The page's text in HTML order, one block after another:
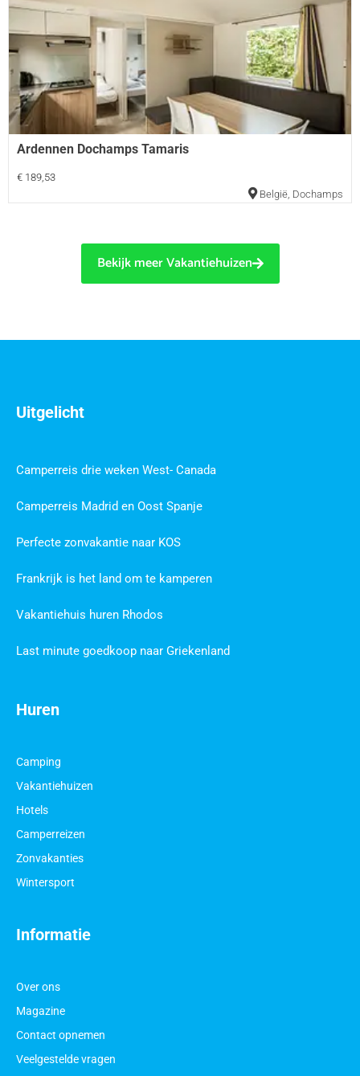
Ardennen Dochamps Tamaris
€ 189,53
België, Dochamps
Bekijk meer Vakantiehuizen
Informatie
Over ons
Magazine
Contact opnemen
Veelgestelde vragen
Huren
Camping
Vakantiehuizen
Hotels
Camperreizen
Zonvakanties
Wintersport
Uitgelicht
Camperreis drie weken West- Canada
Camperreis Madrid en Oost Spanje
Perfecte zonvakantie naar KOS
Frankrijk is het land om te kamperen
Vakantiehuis huren Rhodos
Last minute goedkoop naar Griekenland